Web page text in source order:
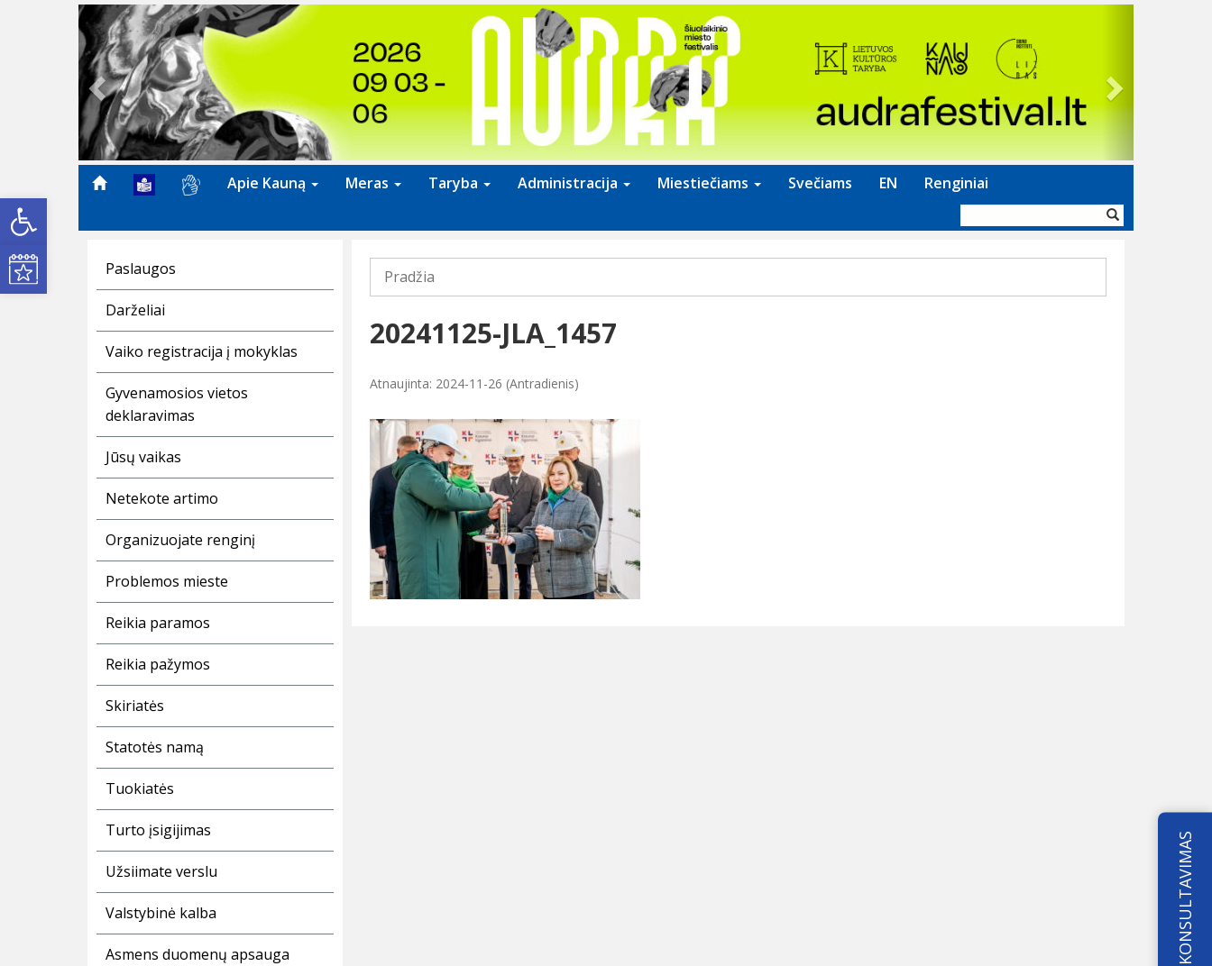
Open toolbar
Kultūros renginiai
Previous
Apie Kauną Meras Taryba Administracija Miestiečiams Svečiams EN Renginiai
forma
Paslaugos
Darželiai
Vaiko registracija į mokyklas
Gyvenamosios vietos
deklaravimas
Jūsų vaikas
Netekote artimo
Organizuojate renginį
Problemos mieste
Reikia paramos
Reikia pažymos
Skiriatės
Statotės namą
Tuokiatės
Turto įsigijimas
Užsiimate verslu
Valstybinė kalba
Asmens duomenų apsauga
Pradžia
20241125-JLA_1457
Atnaujinta: 2024-11-26 (Antradienis)
KONSULTAVIMAS